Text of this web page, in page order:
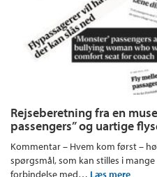
Rejseberetning fra en
passengers” og uartige
Kommentar – Hvem kom først –
spørgsmål, som kan stilles i
forbindelse med… Læs mere